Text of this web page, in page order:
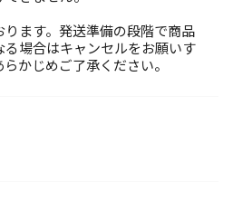
ます。発送準備の段階で商品
る場合はキャンセルをお願いす
かじめご了承ください。